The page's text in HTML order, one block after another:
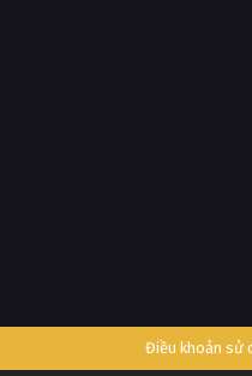
Điều khoản sử